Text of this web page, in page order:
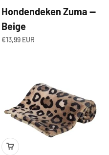
Hondendeken Zuma —
Beige
Angebot
€13,99 EUR